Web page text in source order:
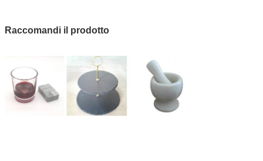
Raccomandi il prodotto